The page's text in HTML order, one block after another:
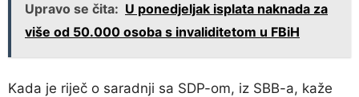
Upravo se čita: U ponedjeljak isplata naknada za
više od 50.000 osoba s invaliditetom u FBiH
Kada je riječ o saradnji sa SDP-om, iz SBB-a, kaže